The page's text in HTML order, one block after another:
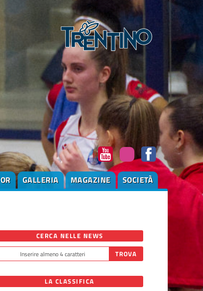
GALLERIA MAGAZINE SOCIETÀ
CERCA NELLE NEWS
LA CLASSIFICA